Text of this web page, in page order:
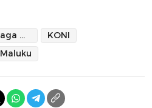
Komite Olahraga Nasional Indonesia
KONI
Maluku